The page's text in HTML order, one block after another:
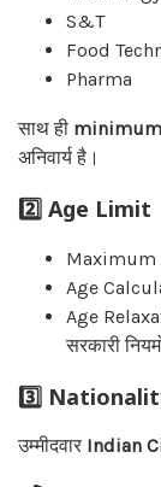
S&T
Food
Pharma
साथ ही
अनिवार्य है।
2️⃣ Age Limit
Maximum
Age
Age
सरकारी
3️⃣
उम्मीदवार Indian